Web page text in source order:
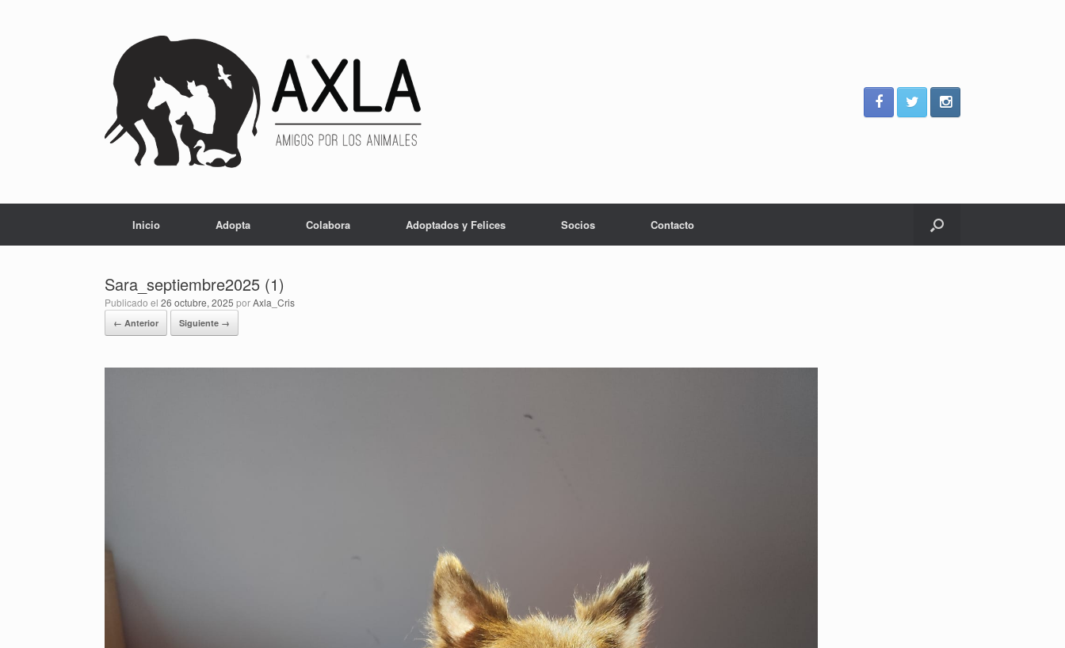
Inicio Adopta Colabora Adoptados y Felices Socios Contacto
Sara_septiembre2025 (1)
Publicado el 26 octubre, 2025 porAxla_Cris
← Anterior Siguiente →